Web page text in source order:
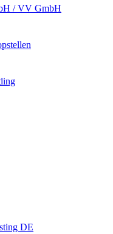
/ VV GmbH
DE